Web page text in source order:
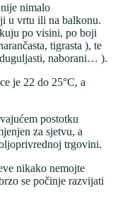
nimalo
u vrtu ili na balkonu.
po visini, po boji
tigrasta ), te
naborani… ).
je 22 do 25°C, a
postotku
za sjetvu, a
trgovini.
nikako nemojte
se počinje razvijati